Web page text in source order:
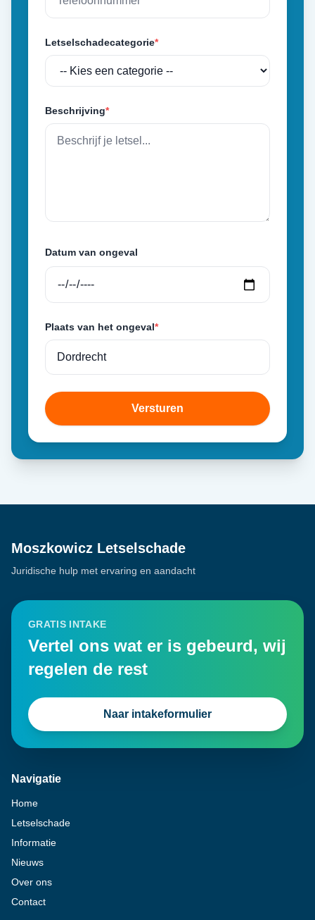
Letselschadecategorie*
Beschrijving*
Datum van ongeval
Plaats van het ongeval*
Versturen
Moszkowicz Letselschade
Juridische hulp met ervaring en aandacht
GRATIS INTAKE
Vertel ons wat er is gebeurd, wij
regelen de rest
Naar intakeformulier
Navigatie
Home
Letselschade
Informatie
Nieuws
Over ons
Contact